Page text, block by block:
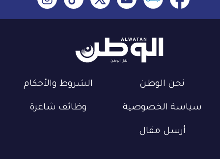
نحن الوطن الشروط والأحكام
سياسة الخصوصية وظائف شاغرة
أرسل مقال